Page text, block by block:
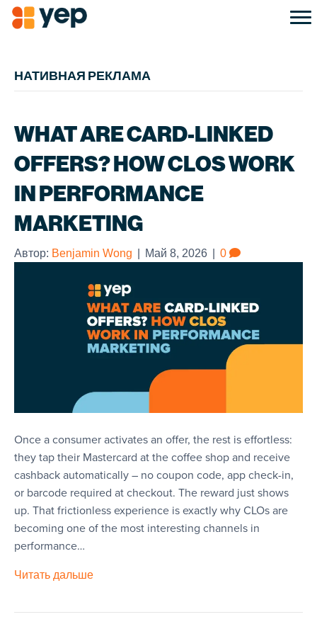
НАТИВНАЯ РЕКЛАМА
WHAT ARE CARD-LINKED
OFFERS? HOW CLOS WORK
IN PERFORMANCE
MARKETING
Автор: Benjamin Wong Май 8, 2026 0
Once a consumer activates an offer, the rest is effortless:
they tap their Mastercard at the coffee shop and receive
cashback automatically – no coupon code, app check-in,
or barcode required at checkout. The reward just shows
up. That frictionless experience is exactly why CLOs are
becoming one of the most interesting channels in
performance…
Читать дальше